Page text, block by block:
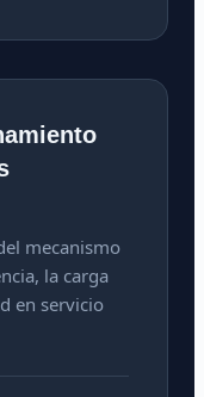
mecanismo
la carga
en servicio